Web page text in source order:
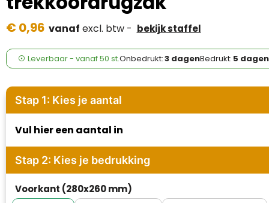
Fresh 'n Rebel
GolfOriginals
James Harvest
Kingcap
Moleskine
MyKit
€ 0,96 vanaf excl. btw - bekijk staffel
Leverbaar- vanaf50 st.Onbedrukt:3 dagenBedrukt: 5 dagen
Stap 1: Kies je aantal
Vul hier een aantal in
Stap 2: Kies je bedrukking
Voorkant (280x260 mm)